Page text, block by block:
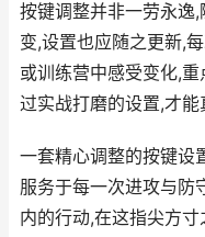
按键调整并非一劳永逸
变,设置也应随之更新,
或训练营中感受变化,
过实战打磨的设置,才能
一套精心调整的按键设
服务于每一次进攻与防
内的行动,在这指尖方